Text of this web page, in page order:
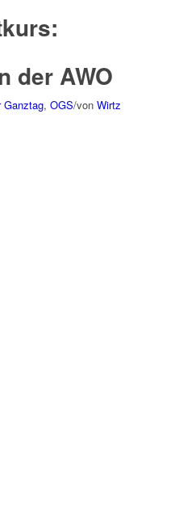
der AWO
Ganztag, OGS/von Wirtz